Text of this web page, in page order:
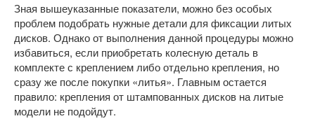
Зная вышеуказанные показатели, можно без особых
проблем подобрать нужные детали для фиксации литых
дисков. Однако от выполнения данной процедуры можно
избавиться, если приобретать колесную деталь в
комплекте с креплением либо отдельно крепления, но
сразу же после покупки «литья». Главным остается
правило: крепления от штампованных дисков на литые
модели не подойдут.